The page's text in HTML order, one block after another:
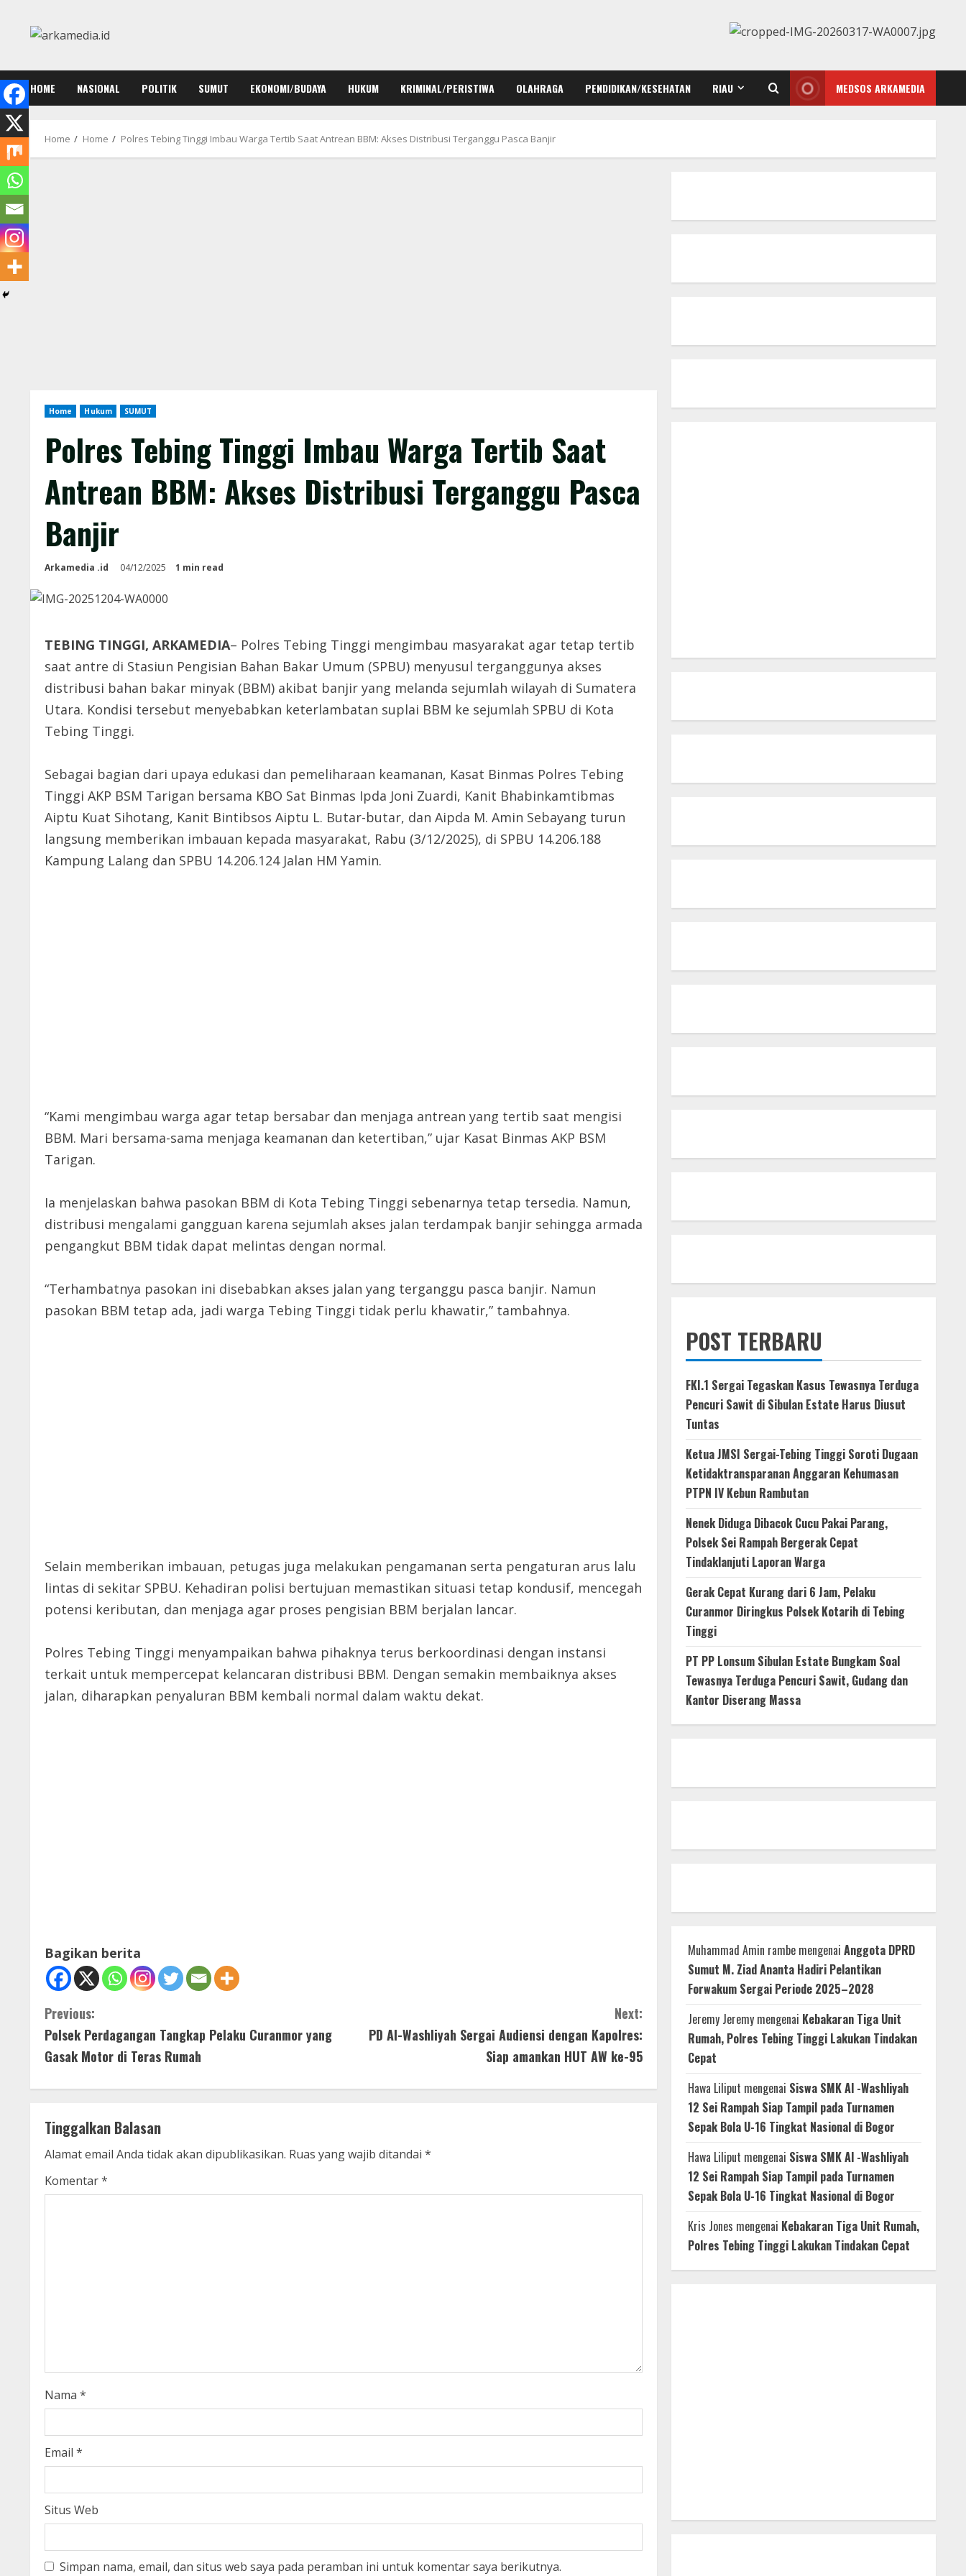
HOME NASIONAL POLITIK SUMUT EKONOMI/BUDAYA HUKUM KRIMINAL/PERISTIWA OLAHRAGA PENDIDIKAN/KESEHATAN RIAU MEDSOS ARKAMEDIA
Home Home Polres Tebing Tinggi Imbau Warga Tertib Saat Antrean BBM: Akses Distribusi Terganggu Pasca Banjir
Home Hukum SUMUT
Polres Tebing Tinggi Imbau Warga Tertib Saat
Antrean BBM: Akses Distribusi Terganggu Pasca
Banjir
Arkamedia .id 04/12/2025 1 min read
TEBING TINGGI, ARKAMEDIA– Polres Tebing Tinggi mengimbau masyarakat agar tetap tertib
saat antre di Stasiun Pengisian Bahan Bakar Umum (SPBU) menyusul terganggunya akses
distribusi bahan bakar minyak (BBM) akibat banjir yang melanda sejumlah wilayah di Sumatera
Utara. Kondisi tersebut menyebabkan keterlambatan suplai BBM ke sejumlah SPBU di Kota
Tebing Tinggi.
Sebagai bagian dari upaya edukasi dan pemeliharaan keamanan, Kasat Binmas Polres Tebing
Tinggi AKP BSM Tarigan bersama KBO Sat Binmas Ipda Joni Zuardi, Kanit Bhabinkamtibmas
Aiptu Kuat Sihotang, Kanit Bintibsos Aiptu L. Butar-butar, dan Aipda M. Amin Sebayang turun
langsung memberikan imbauan kepada masyarakat, Rabu (3/12/2025), di SPBU 14.206.188
Kampung Lalang dan SPBU 14.206.124 Jalan HM Yamin.
“Kami mengimbau warga agar tetap bersabar dan menjaga antrean yang tertib saat mengisi
BBM. Mari bersama-sama menjaga keamanan dan ketertiban,” ujar Kasat Binmas AKP BSM
Tarigan.
Ia menjelaskan bahwa pasokan BBM di Kota Tebing Tinggi sebenarnya tetap tersedia. Namun,
distribusi mengalami gangguan karena sejumlah akses jalan terdampak banjir sehingga armada
pengangkut BBM tidak dapat melintas dengan normal.
“Terhambatnya pasokan ini disebabkan akses jalan yang terganggu pasca banjir. Namun
pasokan BBM tetap ada, jadi warga Tebing Tinggi tidak perlu khawatir,” tambahnya.
Selain memberikan imbauan, petugas juga melakukan pengamanan serta pengaturan arus lalu
lintas di sekitar SPBU. Kehadiran polisi bertujuan memastikan situasi tetap kondusif, mencegah
potensi keributan, dan menjaga agar proses pengisian BBM berjalan lancar.
Polres Tebing Tinggi menyampaikan bahwa pihaknya terus berkoordinasi dengan instansi
terkait untuk mempercepat kelancaran distribusi BBM. Dengan semakin membaiknya akses
jalan, diharapkan penyaluran BBM kembali normal dalam waktu dekat.
Bagikan berita
C
o
i
n
u
i
n
g
Previous:
Polsek Perdagangan Tangkap Pelaku Curanmor yang
Gasak Motor di Teras Rumah
Next:
PD Al-Washliyah Sergai Audiensi dengan Kapolres:
Siap amankan HUT AW ke-95
Tinggalkan Balasan
Alamat email Anda tidak akan dipublikasikan. Ruas yang wajib ditandai *
Komentar*
Nama *
Email *
Situs Web
Simpan nama, email, dan situs web saya pada peramban ini untuk komentar saya berikutnya.
POST TERBARU
FKI.1 Sergai Tegaskan Kasus Tewasnya Terduga
Pencuri Sawit di Sibulan Estate Harus Diusut
Tuntas
Ketua JMSI Sergai-Tebing Tinggi Soroti Dugaan
Ketidaktransparanan Anggaran Kehumasan
PTPN IV Kebun Rambutan
Nenek Diduga Dibacok Cucu Pakai Parang,
Polsek Sei Rampah Bergerak Cepat
Tindaklanjuti Laporan Warga
Gerak Cepat Kurang dari 6 Jam, Pelaku
Curanmor Diringkus Polsek Kotarih di Tebing
Tinggi
PT PP Lonsum Sibulan Estate Bungkam Soal
Tewasnya Terduga Pencuri Sawit, Gudang dan
Kantor Diserang Massa
Muhammad Amin rambe mengenai Anggota DPRD
Sumut M. Ziad Ananta Hadiri Pelantikan
Forwakum Sergai Periode 2025–2028
Jeremy Jeremy mengenai Kebakaran Tiga Unit
Rumah, Polres Tebing Tinggi Lakukan Tindakan
Cepat
Hawa Liliput mengenai Siswa SMK Al -Washliyah
12 Sei Rampah Siap Tampil pada Turnamen
Sepak Bola U-16 Tingkat Nasional di Bogor
Hawa Liliput mengenai Siswa SMK Al -Washliyah
12 Sei Rampah Siap Tampil pada Turnamen
Sepak Bola U-16 Tingkat Nasional di Bogor
Kris Jones mengenai Kebakaran Tiga Unit Rumah,
Polres Tebing Tinggi Lakukan Tindakan Cepat